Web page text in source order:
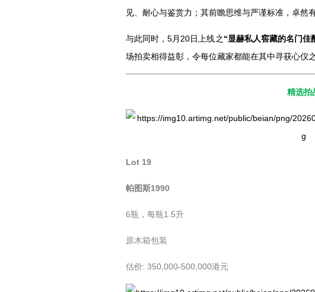
见、耐心与鉴赏力；其前瞻思维与严谨标准，卓然
与此同时，5月20日上线之“显赫私人窖藏的名门佳
场拍卖相得益彰，令每位藏家都能在其中寻获心仪
精选拍
Lot 19
帕图斯1990
6瓶，每瓶1.5升
原木箱包装
估价: 350,000-500,000港元